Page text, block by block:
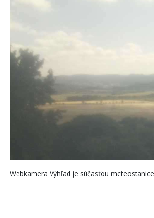
Webkamera Výhľad je súčasťou meteostanice